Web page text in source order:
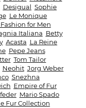
Desigual Sophie
Le Monique
for Men
Italiana Betty
Acasta La Reine
Pepe Jeans
Tom Tailor
Neohit Jorg Weber
Snezhna
Empire of Fur
Mario Spado
Fur Collection